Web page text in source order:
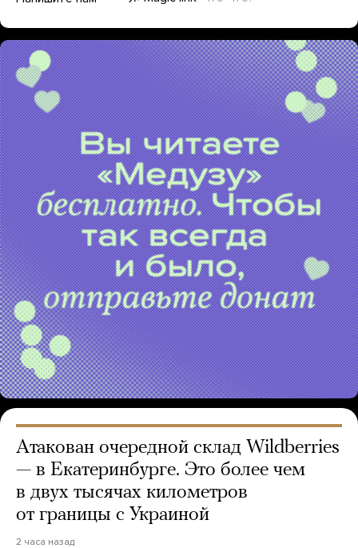
Атакован очередной склад Wildberries
— в Екатеринбурге. Это более чем
в двух тысячах километров
от границы с Украиной
2 часа назад